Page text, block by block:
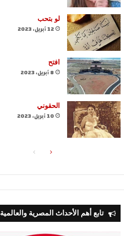
لو بتحب
12 أبريل، 2023
افتح
8 أبريل، 2023
الحقوني
10 أبريل، 2023
الصفحةالصفحة
تابع أهم الأحداث المصرية والعالمية